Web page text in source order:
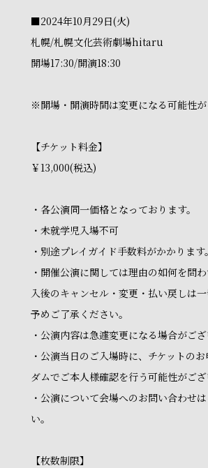
■2024年10月29日(火)
札幌/札幌文化芸術劇場hitaru
開場17:30/開演18:30
※開場・開演時間は変更になる可能性が
【チケット料金】
￥13,000(税込)
・各公演同一価格となっております。
・未就学児入場不可
・別途プレイガイド手数料がかかります。
・開催公演に関しては理由の如何を問
入後のキャンセル・変更・払い戻しは一
予めご了承ください。
・公演内容は急遽変更になる場合がござ
・公演当日のご入場時に、チケットの
ダムでご本人様確認を行う可能性がござ
・公演について会場へのお問い合わせ
い。
【枚数制限】